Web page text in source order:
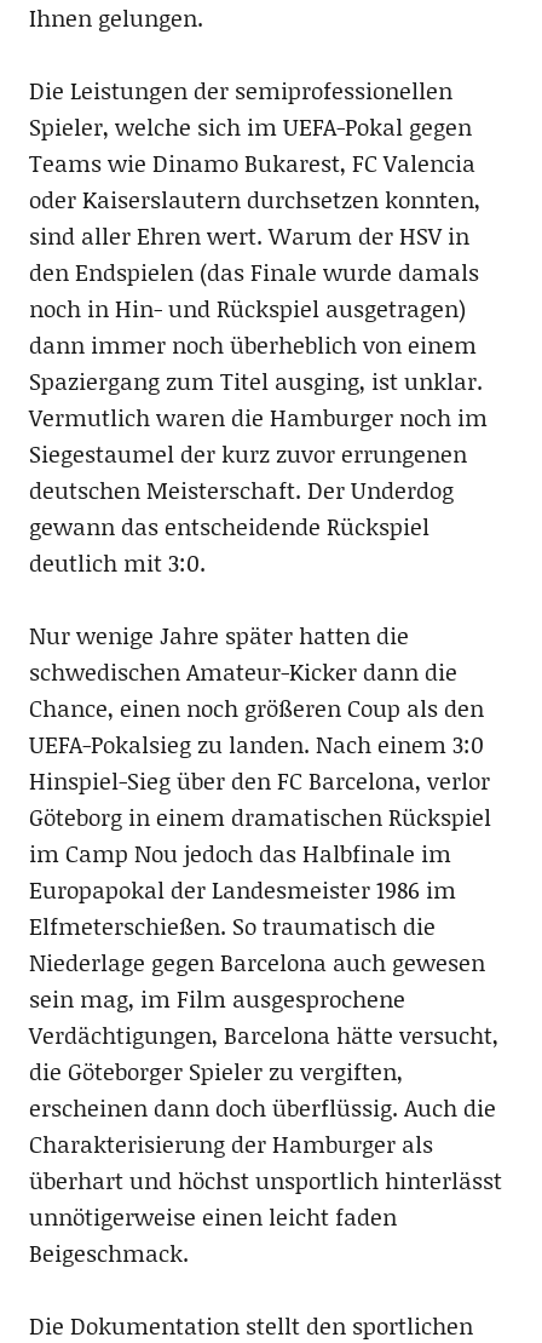
Ihnen gelungen.
Die Leistungen der semiprofessionellen
Spieler, welche sich im UEFA-Pokal gegen
Teams wie Dinamo Bukarest, FC Valencia
oder Kaiserslautern durchsetzen konnten,
sind aller Ehren wert. Warum der HSV in
den Endspielen (das Finale wurde damals
noch in Hin- und Rückspiel ausgetragen)
dann immer noch überheblich von einem
Spaziergang zum Titel ausging, ist unklar.
Vermutlich waren die Hamburger noch im
Siegestaumel der kurz zuvor errungenen
deutschen Meisterschaft. Der Underdog
gewann das entscheidende Rückspiel
deutlich mit 3:0.
Nur wenige Jahre später hatten die
schwedischen Amateur-Kicker dann die
Chance, einen noch größeren Coup als den
UEFA-Pokalsieg zu landen. Nach einem 3:0
Hinspiel-Sieg über den FC Barcelona, verlor
Göteborg in einem dramatischen Rückspiel
im Camp Nou jedoch das Halbfinale im
Europapokal der Landesmeister 1986 im
Elfmeterschießen. So traumatisch die
Niederlage gegen Barcelona auch gewesen
sein mag, im Film ausgesprochene
Verdächtigungen, Barcelona hätte versucht,
die Göteborger Spieler zu vergiften,
erscheinen dann doch überflüssig. Auch die
Charakterisierung der Hamburger als
überhart und höchst unsportlich hinterlässt
unnötigerweise einen leicht faden
Beigeschmack.
Die Dokumentation stellt den sportlichen